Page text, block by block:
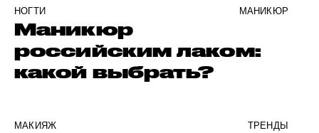
НОГТИ МАНИКЮР
Маникюр
российским лаком:
какой выбрать?
МАКИЯЖ ТРЕНДЫ